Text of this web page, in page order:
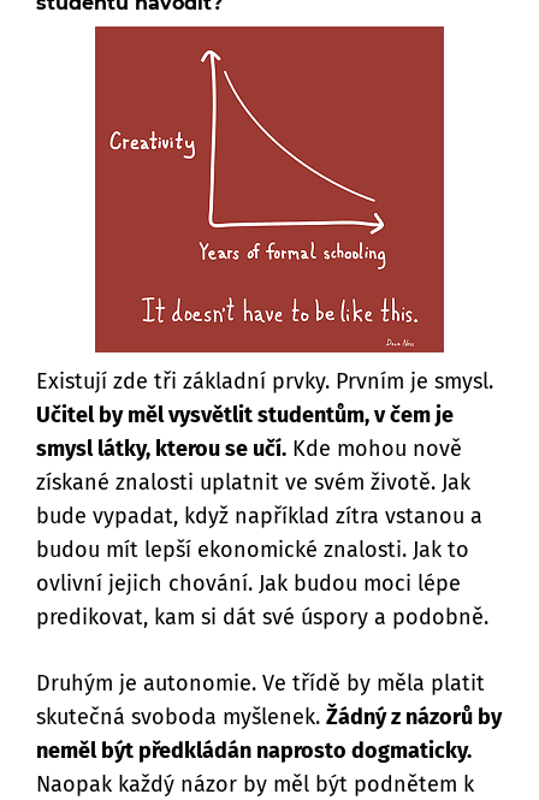
Existují zde tři základní prvky. Prvním je smysl.
Učitel by měl vysvětlit studentům, v čem je
smysl látky, kterou se učí. Kde mohou nově
získané znalosti uplatnit ve svém životě. Jak
bude vypadat, když například zítra vstanou a
budou mít lepší ekonomické znalosti. Jak to
ovlivní jejich chování. Jak budou moci lépe
predikovat, kam si dát své úspory a podobně.
Druhým je autonomie. Ve třídě by měla platit
skutečná svoboda myšlenek. Žádný z názorů by
neměl být předkládán naprosto dogmaticky.
Naopak každý názor by měl být podnětem k